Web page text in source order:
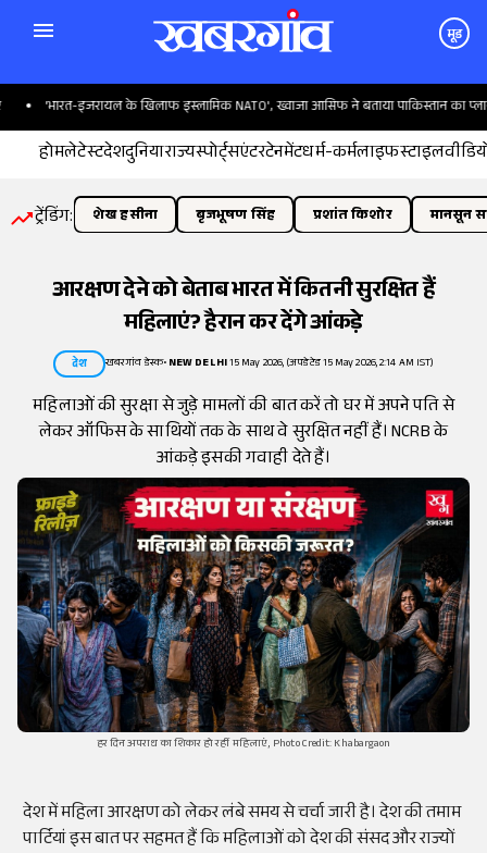
मूड
इजरायल के खिलाफ इस्लामिक NATO', ख्वाजा आसिफ ने बताया पाकिस्तान का प्लान
होमलेटेस्टदेशदुनियाराज्यस्पोर्ट्सएंटरटेनमेंटधर्म-कर्मलाइफस्टाइल
ट्रेंडिंग: शेख हसीना बृजभूषण सिंह प्रशांत किशोर मानसून
आरक्षण देने को बेताब भारत में कितनी सुरक्षित हैं
महिलाएं? हैरान कर देंगे आंकड़े
देश खबरगांव डेस्क•NEW DELHI15 May 2026, (अपडेटेड 15 May 2026, 2:14 AM IST)
महिलाओं की सुरक्षा से जुड़े मामलों की बात करें तो घर में अपने पति से
लेकर ऑफिस के साथियों तक के साथ वे सुरक्षित नहीं हैं। NCRB के
आंकड़े इसकी गवाही देते हैं।
हर दिन अपराध का शिकार हो रहीं महिलाएं, Photo Credit: Khabargaon
देश में महिला आरक्षण को लेकर लंबे समय से चर्चा जारी है। देश की तमाम
पार्टियां इस बात पर सहमत हैं कि महिलाओं को देश की संसद और राज्यों